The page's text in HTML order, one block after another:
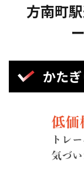
方南町
かた